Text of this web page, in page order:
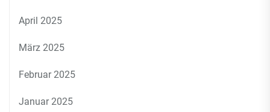
April 2025
März 2025
Februar 2025
Januar 2025